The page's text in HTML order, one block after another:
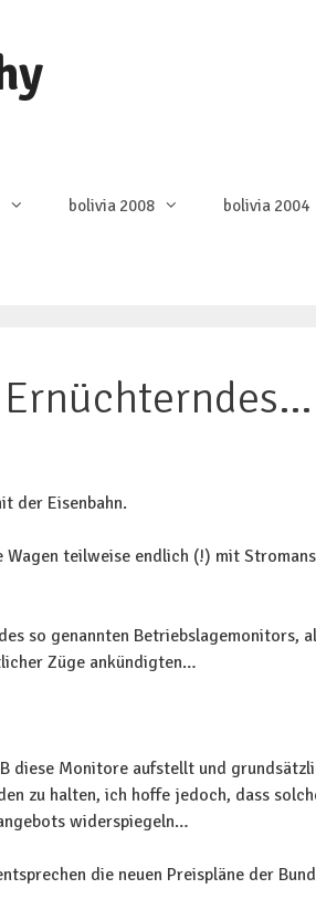
bolivia 2008 bolivia 2004
der Eisenbahn.
teilweise endlich (!) mit
so genannten Betriebslagemonitors,
Züge ankündigten…
diese Monitore aufstellt und
zu halten, ich hoffe jedoch, dass
widerspiegeln…
die neuen Preispläne der